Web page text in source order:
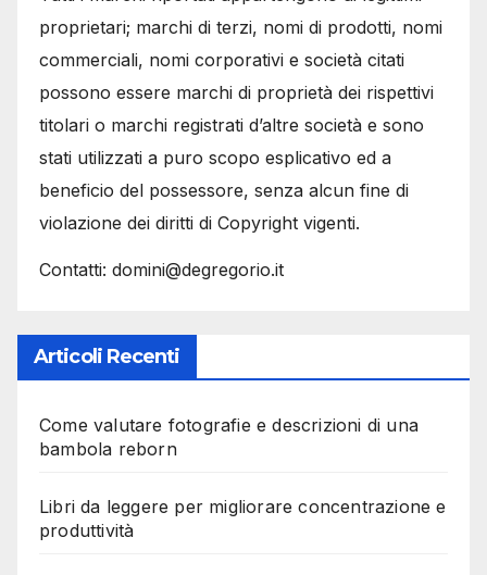
proprietari; marchi di terzi, nomi di prodotti, nomi
commerciali, nomi corporativi e società citati
possono essere marchi di proprietà dei rispettivi
titolari o marchi registrati d’altre società e sono
stati utilizzati a puro scopo esplicativo ed a
beneficio del possessore, senza alcun fine di
violazione dei diritti di Copyright vigenti.
Contatti: domini@degregorio.it
Articoli Recenti
Come valutare fotografie e descrizioni di una
bambola reborn
Libri da leggere per migliorare concentrazione e
produttività